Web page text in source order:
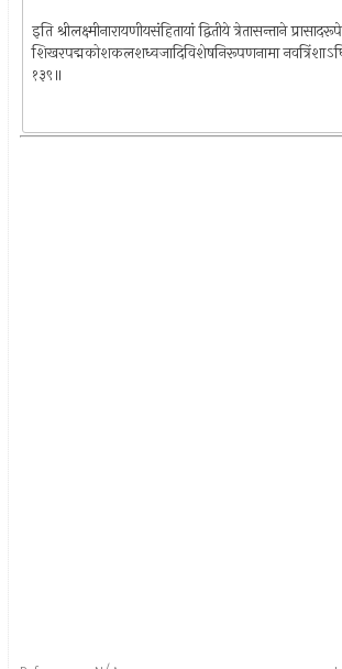
इति श्रीलक्ष्मीनारायणीयसंहितायां द्वितीये त्रेतासन्ताने प्रासादरूपे
शिखरपद्मकोशकलशध्वजादिविशेषनिरूपणनामा
१३९॥